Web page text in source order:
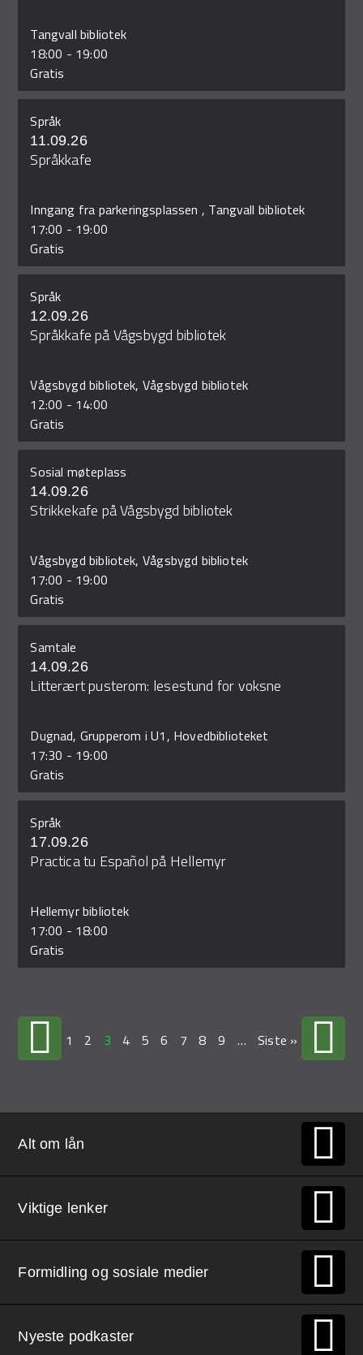
Tangvall bibliotek
18:00 - 19:00
Gratis
Språk
11.09.26
Språkkafe
Inngang fra parkeringsplassen , Tangvall bibliotek
17:00 - 19:00
Gratis
Språk
12.09.26
Språkkafe på Vågsbygd bibliotek
Vågsbygd bibliotek, Vågsbygd bibliotek
12:00 - 14:00
Gratis
Sosial møteplass
14.09.26
Strikkekafe på Vågsbygd bibliotek
Vågsbygd bibliotek, Vågsbygd bibliotek
17:00 - 19:00
Gratis
Samtale
14.09.26
Litterært pusterom: lesestund for voksne
Dugnad, Grupperom i U1, Hovedbiblioteket
17:30 - 19:00
Gratis
Språk
17.09.26
Practica tu Español på Hellemyr
Hellemyr bibliotek
17:00 - 18:00
Gratis
1 2 3 4 5 6 7 8 9 … Siste »
Alt om lån
Viktige lenker
Formidling og sosiale medier
Nyeste podkaster